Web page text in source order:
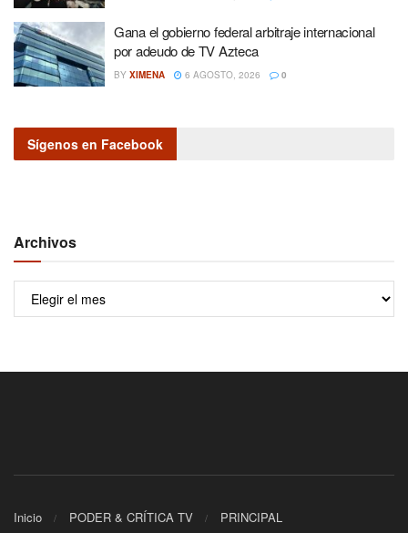
Gana el gobierno federal arbitraje internacional
por adeudo de TV Azteca
BY XIMENA 6 AGOSTO, 2026 0
Sígenos en Facebook
Archivos
Archivos
Inicio PODER & CRÍTICA TV PRINCIPAL